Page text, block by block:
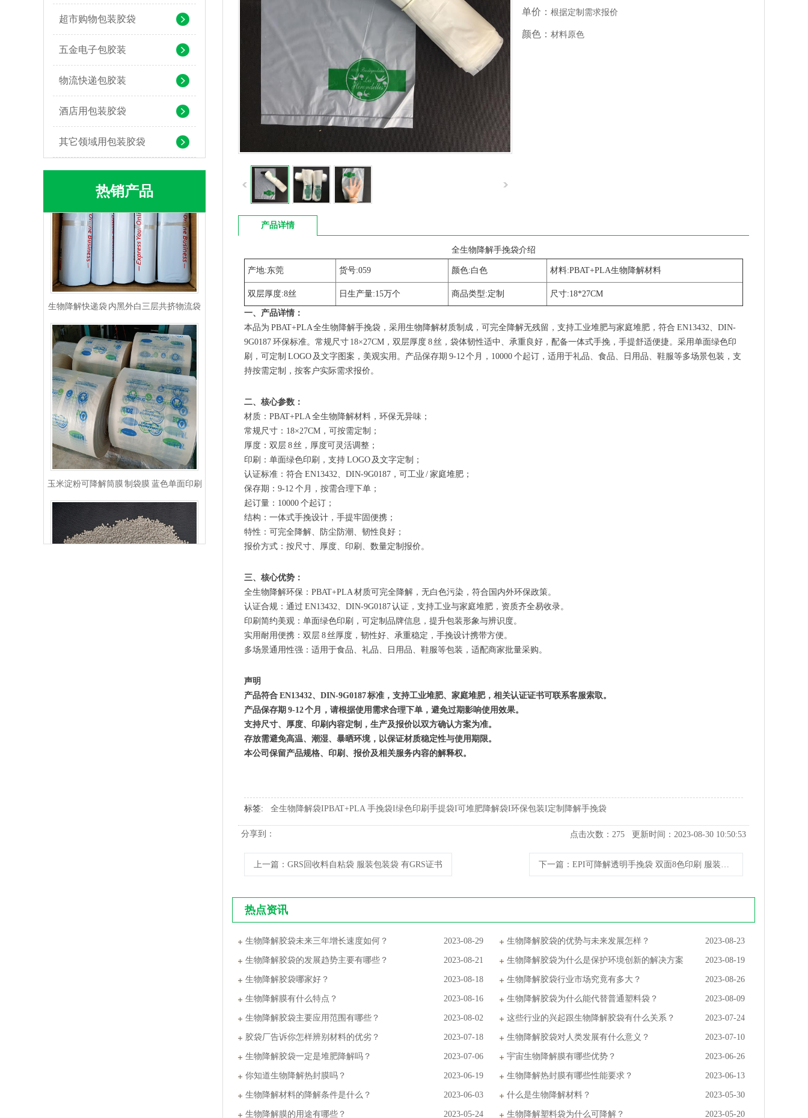
超市购物包装胶袋
五金电子包胶装
物流快递包胶装
酒店用包装胶袋
其它领域用包装胶袋
热销产品
PLA+PBAT生物降解背心袋 快餐外卖打包袋
生物降解快递袋 内黑外白三层共挤物流袋
玉米淀粉可降解筒膜 制袋膜 蓝色单面印刷
单价： 根据定制需求报价
颜色： 材料原色
产品详情
全生物降解手挽袋介绍
产地:东莞 货号:059 颜色:白色 材料:PBAT+PLA生物降解材料
双层厚度:8丝 日生产量:15万个 商品类型:定制 尺寸:18*27CM
一、产品详情：
本品为 PBAT+PLA 全生物降解手挽袋，采用生物降解材质制成，可完全降解无残留，支持工业堆肥与家庭堆肥，符合 EN13432、DIN-
9G0187 环保标准。常规尺寸 18×27CM，双层厚度 8 丝，袋体韧性适中、承重良好，配备一体式手挽，手提舒适便捷。采用单面绿色印
刷，可定制 LOGO 及文字图案，美观实用。产品保存期 9-12 个月，10000 个起订，适用于礼品、食品、日用品、鞋服等多场景包装，支
持按需定制，按客户实际需求报价。
二、核心参数：
材质：PBAT+PLA 全生物降解材料，环保无异味；
常规尺寸：18×27CM，可按需定制；
厚度：双层 8 丝，厚度可灵活调整；
印刷：单面绿色印刷，支持 LOGO 及文字定制；
认证标准：符合 EN13432、DIN-9G0187，可工业 / 家庭堆肥；
保存期：9-12 个月，按需合理下单；
起订量：10000 个起订；
结构：一体式手挽设计，手提牢固便携；
特性：可完全降解、防尘防潮、韧性良好；
报价方式：按尺寸、厚度、印刷、数量定制报价。
三、核心优势：
全生物降解环保：PBAT+PLA 材质可完全降解，无白色污染，符合国内外环保政策。
认证合规：通过 EN13432、DIN-9G0187 认证，支持工业与家庭堆肥，资质齐全易收录。
印刷简约美观：单面绿色印刷，可定制品牌信息，提升包装形象与辨识度。
实用耐用便携：双层 8 丝厚度，韧性好、承重稳定，手挽设计携带方便。
多场景通用性强：适用于食品、礼品、日用品、鞋服等包装，适配商家批量采购。
声明
产品符合 EN13432、DIN-9G0187 标准，支持工业堆肥、家庭堆肥，相关认证证书可联系客服索取。
产品保存期 9-12 个月，请根据使用需求合理下单，避免过期影响使用效果。
支持尺寸、厚度、印刷内容定制，生产及报价以双方确认方案为准。
存放需避免高温、潮湿、暴晒环境，以保证材质稳定性与使用期限。
本公司保留产品规格、印刷、报价及相关服务内容的解释权。
标签: 全生物降解袋IPBAT+PLA 手挽袋I绿色印刷手提袋I可堆肥降解袋I环保包装I定制降解手挽袋
分享到： 点击次数： 275 更新时间：2023-08-30 10:50:53
上一篇 ：GRS回收料自粘袋 服装包装袋 有GRS证书 下一篇 ：EPI可降解透明手挽袋 双面8色印刷 服装包装专用
热点资讯
2023-08-29
生物降解胶袋未来三年增长速度如何？ 2023-08-23
生物降解胶袋的优势与未来发展怎样？
2023-08-21
生物降解胶袋的发展趋势主要有哪些？ 2023-08-19
生物降解胶袋为什么是保护环境创新的解决方案
2023-08-18
生物降解胶袋哪家好？ 2023-08-26
生物降解胶袋行业市场究竟有多大？
2023-08-16
生物降解膜有什么特点？ 2023-08-09
生物降解胶袋为什么能代替普通塑料袋？
2023-08-02
生物降解胶袋主要应用范围有哪些？ 2023-07-24
这些行业的兴起跟生物降解胶袋有什么关系？
2023-07-18
胶袋厂告诉你怎样辨别材料的优劣？ 2023-07-10
生物降解胶袋对人类发展有什么意义？
2023-07-06
生物降解胶袋一定是堆肥降解吗？ 2023-06-26
宇宙生物降解膜有哪些优势？
2023-06-19
你知道生物降解热封膜吗？ 2023-06-13
生物降解热封膜有哪些性能要求？
2023-06-03
生物降解材料的降解条件是什么？ 2023-05-30
什么是生物降解材料？
2023-05-24
生物降解膜的用途有哪些？ 2023-05-20
生物降解塑料袋为什么可降解？